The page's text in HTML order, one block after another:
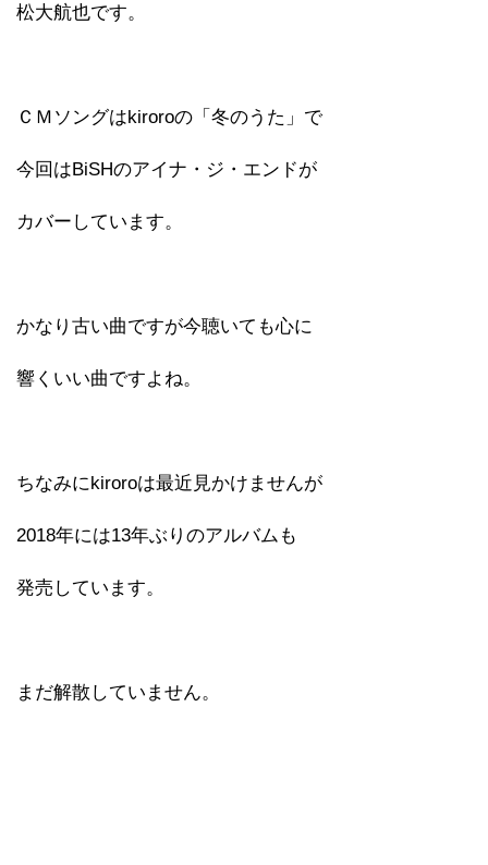
松大航也です。
ＣＭソングはkiroroの「冬のうた」で
今回はBiSHのアイナ・ジ・エンドが
カバーしています。
かなり古い曲ですが今聴いても心に
響くいい曲ですよね。
ちなみにkiroroは最近見かけませんが
2018年には13年ぶりのアルバムも
発売しています。
まだ解散していません。